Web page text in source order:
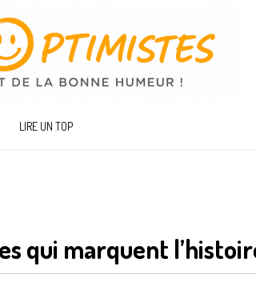
LIRE UN TOP
qui marquent